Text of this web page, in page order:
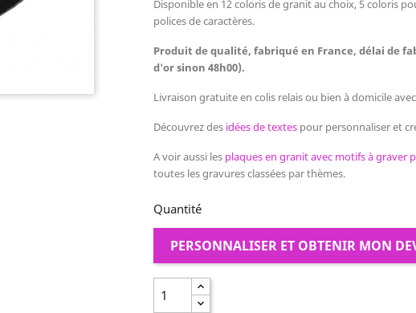
Disponible en 12 coloris de granit au choix, 5 coloris
polices de caractères.
Produit de qualité, fabriqué en France, délai de
d'or sinon 48h00).
Livraison gratuite en colis relais ou bien à domicile
Découvrez des idées de textes pour personnaliser et
A voir aussi les plaques en granit avec motifs à graver
toutes les gravures classées par thèmes.
Quantité
PERSONNALISER ET OBTENIR MON